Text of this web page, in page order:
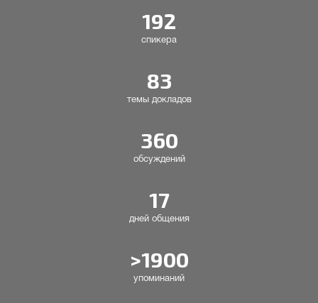
192
спикера
83
темы докладов
360
обсуждений
17
дней общения
>1900
упоминаний